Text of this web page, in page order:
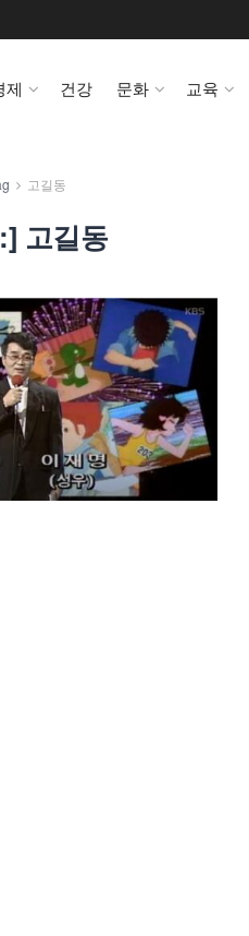
제 건강 문화 교육
고길동
고길동